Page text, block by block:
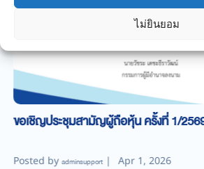
ไม่ยินยอม
"สุขภาพ เป็นเรื่องสำคัญ"
Posted by adminsupport | Apr 1, 2025